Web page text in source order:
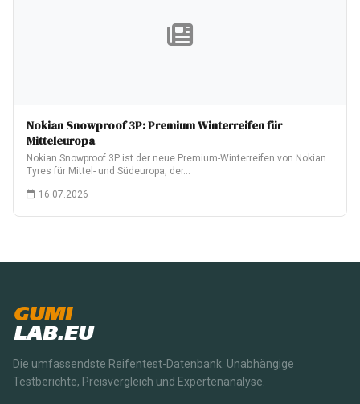
Nokian Snowproof 3P: Premium Winterreifen für
Mitteleuropa
Nokian Snowproof 3P ist der neue Premium-Winterreifen von Nokian
Tyres für Mittel- und Südeuropa, der…
16.07.2026
GUMI
LAB.EU
Die umfassendste Reifentest-Datenbank. Unabhängige
Testberichte, Preisvergleich und Expertenanalyse.